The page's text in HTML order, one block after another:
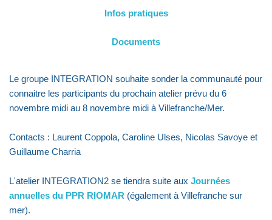
Infos pratiques
Documents
Le groupe INTEGRATION souhaite sonder la communauté pour
connaitre les participants du prochain atelier prévu du 6
novembre midi au 8 novembre midi à Villefranche/Mer.
Contacts : Laurent Coppola, Caroline Ulses, Nicolas Savoye et
Guillaume Charria
L'atelier INTEGRATION2 se tiendra suite aux Journées
annuelles du PPR RIOMAR (également à Villefranche sur
mer).